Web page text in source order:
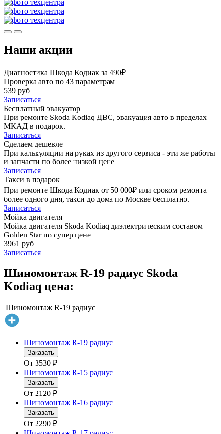
Наши акции
Диагностика Шкода Кодиак за 490₽
Проверка авто по 43 параметрам
539 руб
Записаться
Бесплатный эвакуатор
При ремонте Skoda Kodiaq ДВС, эвакуация авто в пределах
МКАД в подарок.
Записаться
Сделаем дешевле
При калькуляции на руках из другого сервиса - эти же работы
и запчасти по более низкой цене
Записаться
Такси в подарок
При ремонте Шкода Кодиак от 50 000₽ или сроком ремонта
более одного дня, такси до дома по Москве бесплатно.
Записаться
Мойка двигателя
Мойка двигателя Skoda Kodiaq диэлектрическим составом
Golden Star по супер цене
3961 руб
Записаться
Шиномонтаж R-19 радиус Skoda
Kodiaq цена:
Шиномонтаж R-19 радиус
Шиномонтаж R-19 радиус
Заказать
От 3530 ₽
Шиномонтаж R-15 радиус
Заказать
От 2120 ₽
Шиномонтаж R-16 радиус
Заказать
От 2290 ₽